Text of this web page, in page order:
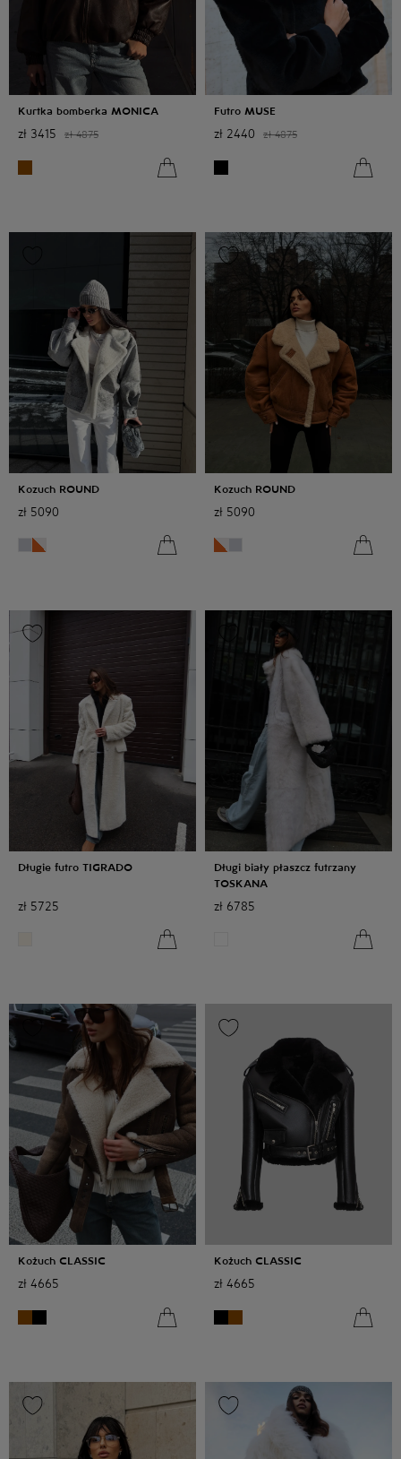
Kurtka bomberka MONICA
zł 3415 zł 4875
Futro MUSE
zł 2440 zł 4875
Kozuch ROUND
zł 5090
Kozuch ROUND
zł 5090
Długie futro TIGRADO
zł 5725
Długi biały płaszcz futrzany
TOSKANA
zł 6785
Kożuch CLASSIC
zł 4665
Kożuch CLASSIC
zł 4665